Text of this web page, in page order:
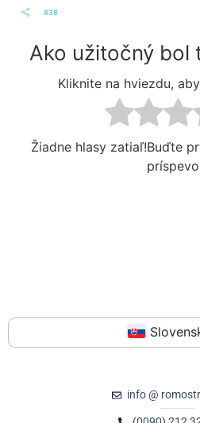
838
Ako užitočný bol
Kliknite na hviezdu,
Žiadne hlasy zatiaľ!Buďte
info @